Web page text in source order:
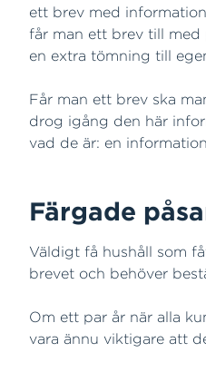
ett brev med
får man ett brev till med
en extra tömning till
Får man ett brev ska
drog igång den här
vad de är: en
Färgade
Väldigt få hushåll som
brevet och behöver
Om ett par år när alla
vara ännu viktigare att